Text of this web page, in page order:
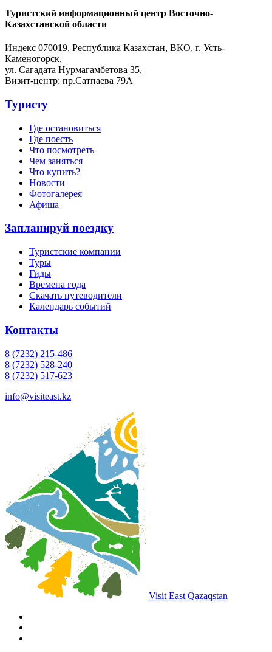
Туристский информационный центр Восточно-
Казахстанской области
Индекс 070019, Республика Казахстан, ВКО, г. Усть-
Каменогорск,
ул. Сагадата Нурмагамбетова 35,
Визит-центр: пр.Сатпаева 79А
Туристу
Где остановиться
Где поесть
Что посмотреть
Чем заняться
Что купить?
Новости
Фотогалерея
Афиша
Запланируй поездку
Туристские компании
Туры
Гиды
Времена года
Скачать путеводители
Календарь событий
Контакты
8 (7232) 215-486
8 (7232) 528-240
8 (7232) 517-623
info@visiteast.kz
Visit East Qazaqstan